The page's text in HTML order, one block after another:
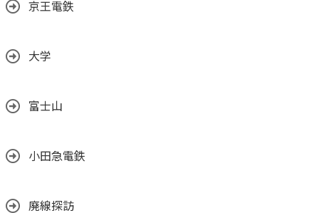
京王電鉄
大学
富士山
小田急電鉄
廃線探訪